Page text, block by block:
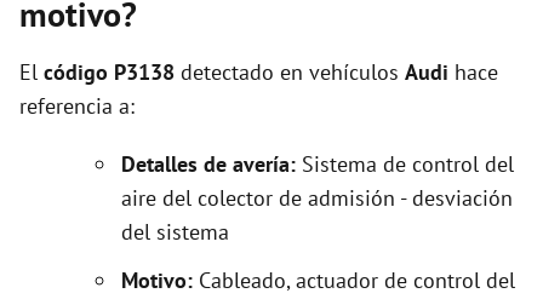
motivo?
El código P3138 detectado en vehículos Audi hace
referencia a:
Detalles de avería: Sistema de control del
aire del colector de admisión - desviación
del sistema
Motivo: Cableado, actuador de control del